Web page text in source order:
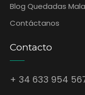
Blog Quedadas
Contáctanos
Contacto
+ 34 633 954